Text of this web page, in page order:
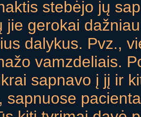
stebėjo jų
jie gerokai
dalykus. Pvz.,
vamzdeliais.
sapnavo į jį ir
sapnuose